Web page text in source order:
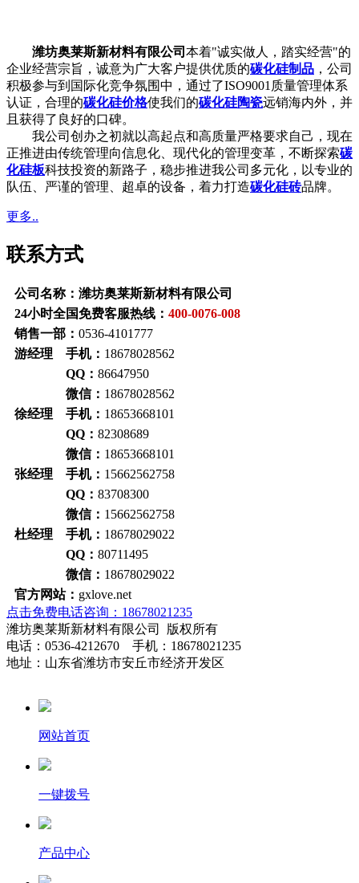
潍坊奥莱斯新材料有限公司 本着"诚实做人，踏实经营"的
企业经营宗旨，诚意为广大客户提供优质的碳化硅制品 ，公司
积极参与到国际化竞争氛围中，通过了ISO9001质量管理体系
认证，合理的碳化硅价格使我们的碳化硅陶瓷远销海内外，并
且获得了良好的口碑。
我公司创办之初就以高起点和高质量严格要求自己，现在
正推进由传统管理向信息化、现代化的管理变革，不断探索碳
化硅板科技投资的新路子，稳步推进我公司多元化，以专业的
队伍、严谨的管理、超卓的设备，着力打造碳化硅砖品牌。
更多..
联系方式
公司名称：潍坊奥莱斯新材料有限公司
24小时全国免费客服热线： 400-0076-008
销售一部： 0536-4101777
游经理 手机： 18678028562
QQ： 86647950
微信： 18678028562
徐经理 手机： 18653668101
QQ： 82308689
微信： 18653668101
张经理 手机： 15662562758
QQ： 83708300
微信： 15662562758
杜经理 手机： 18678029022
QQ： 80711495
微信： 18678029022
官方网站： gxlove.net
点击免费电话咨询：18678021235
潍坊奥莱斯新材料有限公司 版权所有
电话：0536-4212670 手机：18678021235
地址：山东省潍坊市安丘市经济开发区
网站首页
一键拨号
产品中心